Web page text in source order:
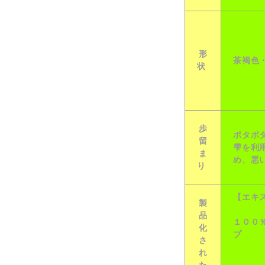
形
状
茶褐色
歩
留
ま
り
ポタポ
雫を利
め、悪
製
品
化
さ
れ
【エキ
１００
プ